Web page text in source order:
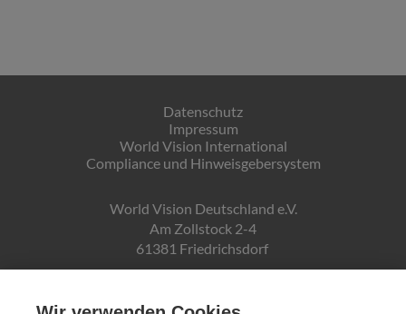
Datenschutz
Impressum
World Vision International
Compliance und Hinweisgebersystem
World Vision Deutschland e.V.
Am Zollstock 2-4
61381 Friedrichsdorf
DE19ZZZ00000150171